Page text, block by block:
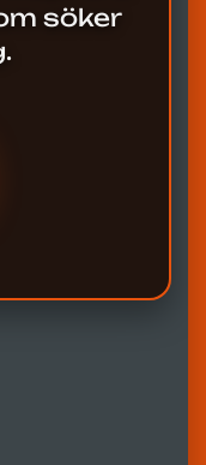
söker